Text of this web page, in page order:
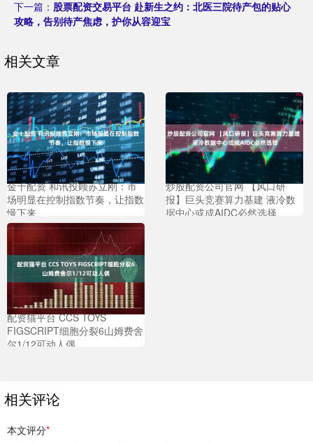
下一篇： 股票配资交易平台 赴新生之约：北医三院待产包的贴心
攻略，告别待产焦虑，护你从容迎宝
相关文章
金十配资 和讯投顾苏立刚：市
场明显在控制指数节奏，让指数
慢下来
炒股配资公司官网 【风口研
报】巨头竞赛算力基建 液冷数
据中心或成AIDC必然选择
配资猫平台 CCS TOYS
FIGSCRIPT细胞分裂6山姆费舍
尔1/12可动人偶
相关评论
本文评分*